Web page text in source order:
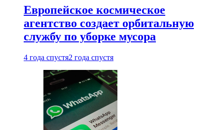
Европейское космическое
агентство создает орбитальную
службу по уборке мусора
4 года спустя2 года спустя